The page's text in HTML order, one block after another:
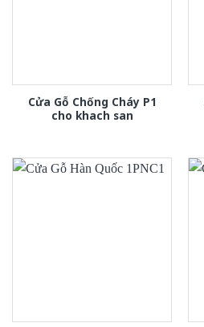
Cửa Gỗ Chống Cháy P1
cho khach san